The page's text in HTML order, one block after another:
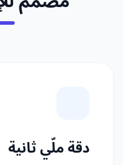
دقة ملّي ثانية